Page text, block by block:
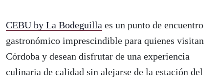
CEBU by La Bodeguilla es un punto de encuentro
gastronómico imprescindible para quienes visitan
Córdoba y desean disfrutar de una experiencia
culinaria de calidad sin alejarse de la estación del